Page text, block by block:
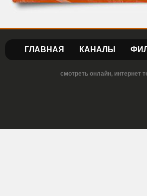
ГЛАВНАЯ КАНАЛЫ
смотреть онлайн, интернет